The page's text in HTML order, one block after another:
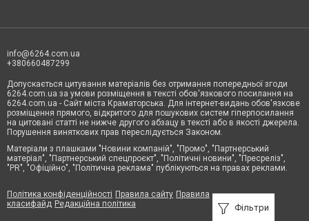
Фільтри
info@6264.com.ua
+380660487299
Допускається цитування матеріалів без отримання попередньої згоди
6264.com.ua за умови розміщення в тексті обов'язкового посилання на
6264.com.ua - Сайт міста Краматорська. Для інтернет-видань обов'язкове
розміщення прямого, відкритого для пошукових систем гіперпосилання
на цитовані статті не нижче другого абзацу в тексті або в якості джерела.
Порушення виняткових прав переслідується Законом.
Матеріали з плашками "Новини компаній", "Промо", "Партнерський
матеріал", "Партнерський спецпроєкт", "Політичні новини", "Пресреліз",
"PR", "Офіційно", "Політична реклама" публікуються на правах реклами.
Політика конфіденційності Правила сайту Правила
класифайд Редакційна політика